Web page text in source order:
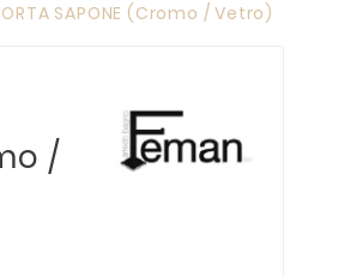
SAPONE (Cromo / Vetro)
/